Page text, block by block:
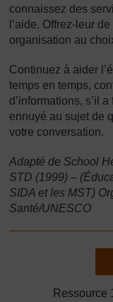
connaissez des
l’aide. Offrez-leur
organisation au
Continuez à aider
temps en temps,
d’informations, s’il
ennuyé au sujet de
votre conversation.
Adapté de School
STD (1999) –
SIDA et les MST)
Santé/UNESCO
Ressource